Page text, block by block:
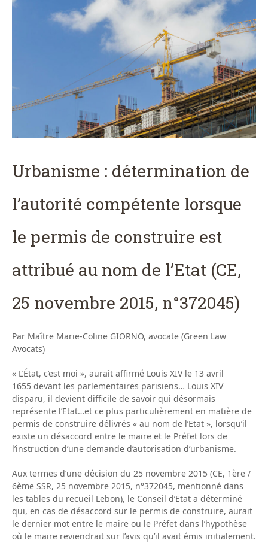
Urbanisme : détermination de
l’autorité compétente lorsque
le permis de construire est
attribué au nom de l’Etat (CE,
25 novembre 2015, n°372045)
Par Maître Marie-Coline GIORNO, avocate (Green Law
Avocats)
« L’État, c’est moi », aurait affirmé Louis XIV le 13 avril
1655 devant les parlementaires parisiens… Louis XIV
disparu, il devient difficile de savoir qui désormais
représente l’Etat…et ce plus particulièrement en matière de
permis de construire délivrés « au nom de l’Etat », lorsqu’il
existe un désaccord entre le maire et le Préfet lors de
l’instruction d’une demande d’autorisation d’urbanisme.
Aux termes d’une décision du 25 novembre 2015 (CE, 1ère /
6ème SSR, 25 novembre 2015, n°372045, mentionné dans
les tables du recueil Lebon), le Conseil d’Etat a déterminé
qui, en cas de désaccord sur le permis de construire, aurait
le dernier mot entre le maire ou le Préfet dans l’hypothèse
où le maire reviendrait sur l’avis qu’il avait émis initialement.